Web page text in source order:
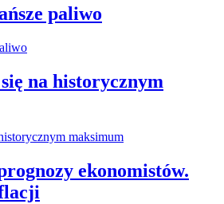
paliwo
na historycznym
ekonomistów.